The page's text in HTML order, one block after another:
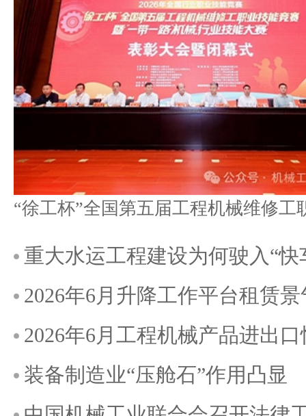
重大水运工程建设为何驶入“快
2026年6月升降工作平台租赁
2026年6月工程机械产品进出
装备制造业“压舱石”作用凸显